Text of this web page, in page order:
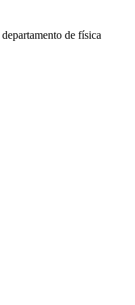
departamento de física